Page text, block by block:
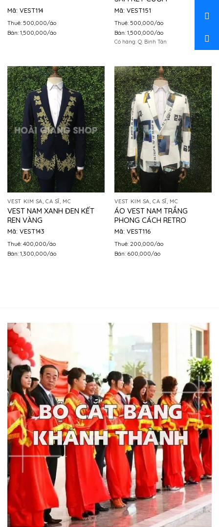
Mã: VEST114
Thuê: 500,000/áo
Bán: 1,500,000/áo
Mã: VEST151
Thuê: 500,000/áo
Bán: 1,500,000/áo
Có hàng: Q. Bình Tân
VEST KIM SA, CA SĨ, MC
VEST NAM XANH ĐEN KẾT
REN VÀNG
Mã: VEST143
Thuê: 400,000/áo
Bán: 1,300,000/áo
VEST KIM SA, CA SĨ, MC
ÁO VEST NAM TRẮNG
PHONG CÁCH RETRO
Mã: VEST116
Thuê: 200,000/áo
Bán: 600,000/áo